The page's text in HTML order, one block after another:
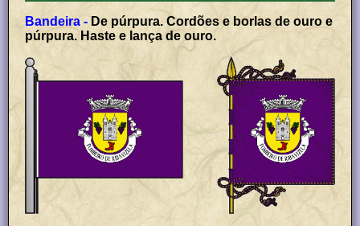
Bandeira - De púrpura. Cordões e borlas de ouro e
púrpura. Haste e lança de ouro.